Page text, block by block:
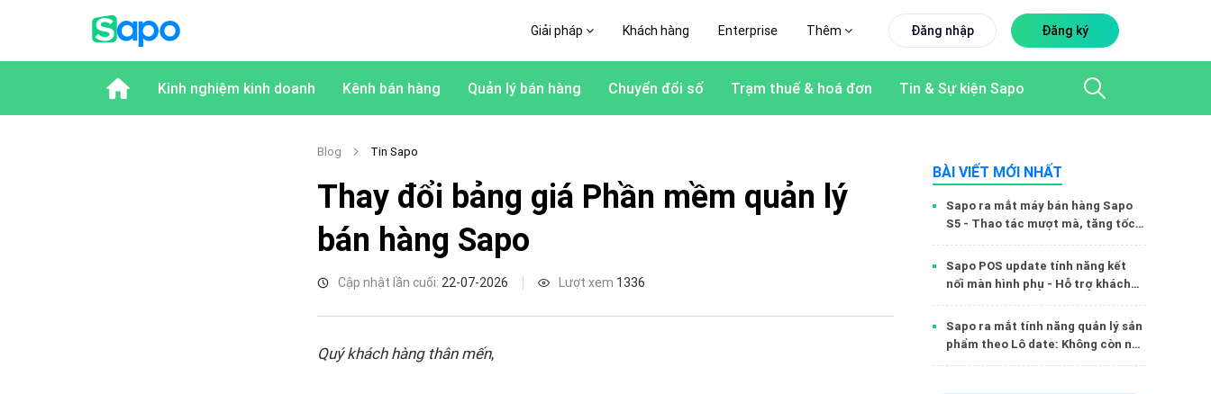
Giải pháp Khách hàng Enterprise Thêm Đăng nhập Đăng ký
Kinh nghiệm kinh doanh Kênh bán hàng Quản lý bán hàng Chuyển đổi số Trạm thuế & hoá đơn Tin & Sự kiện Sapo
BÀI VIẾT MỚI NHẤT
Sapo ra mắt máy bán hàng Sapo
S5 - Thao tác mượt mà, tăng tốc
thời gian bán hàng cho chủ quán
FnB
Sapo POS update tính năng kết
nối màn hình phụ - Hỗ trợ khách
hàng theo dõi quá trình thanh
toán
Sapo ra mắt tính năng quản lý sản
phẩm theo Lô date: Không còn nỗi
lo hàng tồn
Blog Tin Sapo
Thay đổi bảng giá Phần mềm quản lý
bán hàng Sapo
Cập nhật lần cuối: 22-07-2026 Lượt xem 1336
Quý khách hàng thân mến,